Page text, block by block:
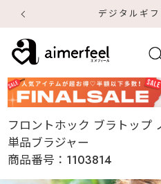
初回購入はブ
フロントホック ブラトップ
単品ブラジャー
商品番号： 1103814